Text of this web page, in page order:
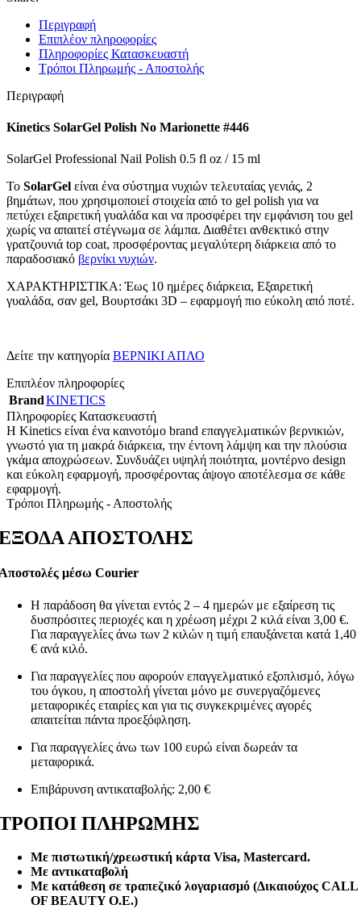
Περιγραφή
Επιπλέον πληροφορίες
Πληροφορίες Κατασκευαστή
Τρόποι Πληρωμής - Αποστολής
Περιγραφή
Kinetics SolarGel Polish No Marionette #446
SolarGel Professional Nail Polish 0.5 fl oz / 15 ml
Το SolarGel είναι ένα σύστημα νυχιών τελευταίας γενιάς, 2
βημάτων, που χρησιμοποιεί στοιχεία από το gel polish για να
πετύχει εξαιρετική γυαλάδα και να προσφέρει την εμφάνιση του gel
χωρίς να απαιτεί στέγνωμα σε λάμπα. Διαθέτει ανθεκτικό στην
γρατζουνιά top coat, προσφέροντας μεγαλύτερη διάρκεια από το
παραδοσιακό βερνίκι νυχιών.
ΧΑΡΑΚΤΗΡΙΣΤΙΚΑ: Έως 10 ημέρες διάρκεια, Εξαιρετική
γυαλάδα, σαν gel, Βουρτσάκι 3D – εφαρμογή πιο εύκολη από ποτέ.
Δείτε την κατηγορία ΒΕΡΝΙΚΙ ΑΠΛΟ
Επιπλέον πληροφορίες
BrandKINETICS
Πληροφορίες Κατασκευαστή
Η Kinetics είναι ένα καινοτόμο brand επαγγελματικών βερνικιών,
γνωστό για τη μακρά διάρκεια, την έντονη λάμψη και την πλούσια
γκάμα αποχρώσεων. Συνδυάζει υψηλή ποιότητα, μοντέρνο design
και εύκολη εφαρμογή, προσφέροντας άψογο αποτέλεσμα σε κάθε
εφαρμογή.
Τρόποι Πληρωμής - Αποστολής
ΑΠΟΣΤΟΛΗΣ
μέσω Courier
Η παράδοση θα γίνεται εντός 2 – 4 ημερών με εξαίρεση τις
δυσπρόσιτες περιοχές και η χρέωση μέχρι 2 κιλά είναι 3,00 €.
Για παραγγελίες άνω των 2 κιλών η τιμή επαυξάνεται κατά 1,40
€ ανά κιλό.
Για παραγγελίες που αφορούν επαγγελματικό εξοπλισμό, λόγω
του όγκου, η αποστολή γίνεται μόνο με συνεργαζόμενες
μεταφορικές εταιρίες και για τις συγκεκριμένες αγορές
απαιτείται πάντα προεξόφληση.
Για παραγγελίες άνω των 100 ευρώ είναι δωρεάν τα
μεταφορικά.
Επιβάρυνση αντικαταβολής: 2,00 €
ΠΛΗΡΩΜΗΣ
Με πιστωτική/χρεωστική κάρτα Visa, Mastercard.
Με αντικαταβολή
Με κατάθεση σε τραπεζικό λογαριασμό (Δικαιούχος CALL
OF BEAUTY O.E.)